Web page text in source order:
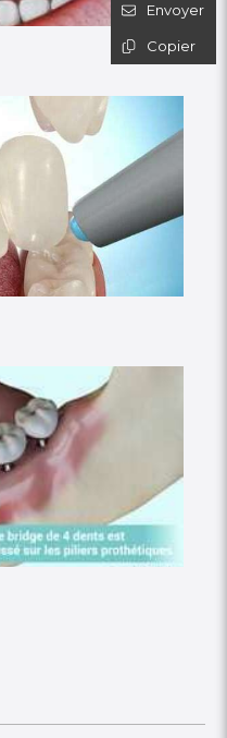
Envoyer
Copier